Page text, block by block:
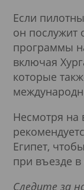
Если
он послужит
программы
включая
которые
Несмотря на
Египет,
при въезде в
Следите за